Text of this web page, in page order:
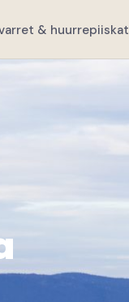
& huurrepiiskat